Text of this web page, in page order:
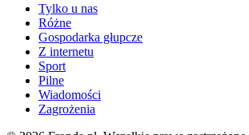
Tylko u nas
Różne
Gospodarka głupcze
Z internetu
Sport
Pilne
Wiadomości
Zagrożenia